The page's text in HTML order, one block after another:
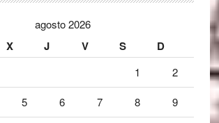
agosto 2026
X J V S D
1 2
5 6 7 8 9